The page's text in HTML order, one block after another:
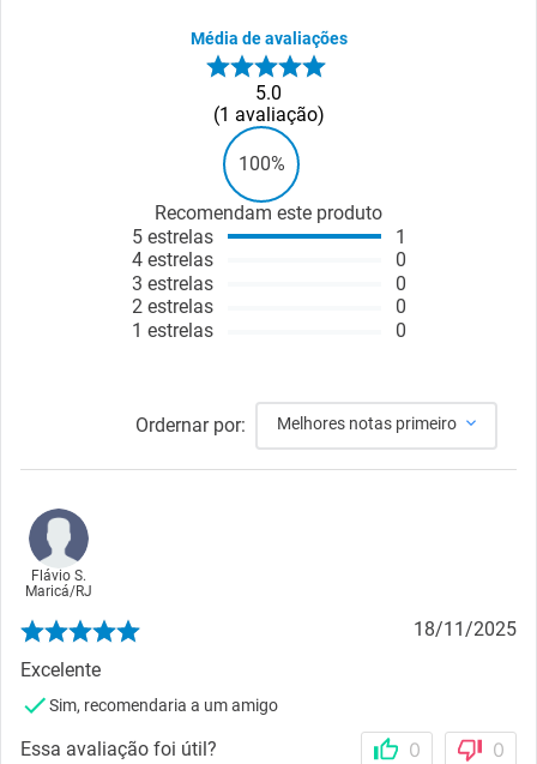
Média de avaliações
5.0
1 avaliação
100%
Recomendam este produto
5 estrelas
4 estrelas
3 estrelas
2 estrelas
1 estrelas
1
0
0
0
0
Ordernar por: Melhores notas primeiro
Flávio S.
Maricá/RJ
18/11/2025
Excelente
Sim, recomendaria a um amigo
Essa avaliação foi útil? 0 0